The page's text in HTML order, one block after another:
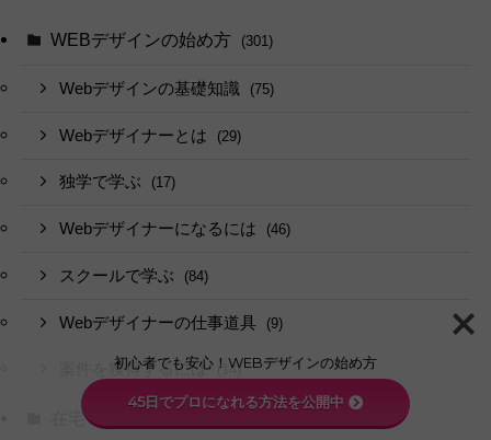
WEBデザインの始め方 (301)
Webデザインの基礎知識 (75)
Webデザイナーとは (29)
独学で学ぶ (17)
Webデザイナーになるには (46)
スクールで学ぶ (84)
Webデザイナーの仕事道具 (9)
案件を獲得するには (14)
在宅ワーク・副業で稼ぐ
初心者でも安心！WEBデザインの始め方
45日でプロになれる方法を公開中